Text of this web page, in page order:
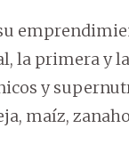
la primera y
y
maíz,